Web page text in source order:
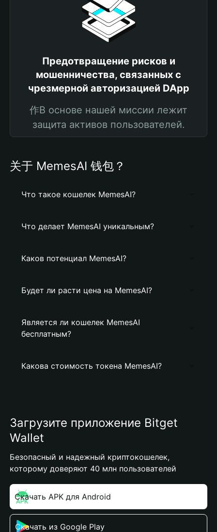
Предотвращение рисков и
мошенничества, связанных с
чрезмерной авторизацией DApp
作В основе нашей миссии лежит
защита активов пользователей.
关于 MemesAI 钱包？
Что такое кошелек MemesAI?
Что делает MemesAI уникальным?
Каков потенциал MemesAI?
Будет ли расти цена на MemesAI?
Является ли кошелек MemesAI
бесплатным?
Какова стоимость токена MemesAI?
Загрузите приложение Bitget
Wallet
Безопасный и надежный криптокошелек,
которому доверяют 40 млн пользователей
Скачать APK для Android
Скачать из Google Play